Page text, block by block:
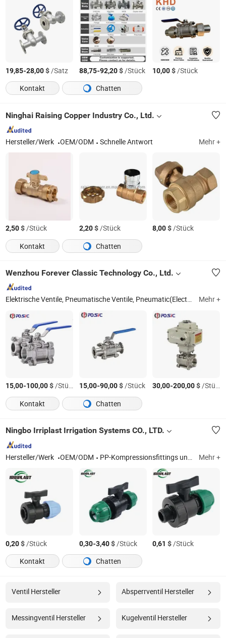
19,85-28,00$/Satz 88,75-92,20$/Stück 10,00$/Stück
Kontakt
Chatten
Ninghai Raising Copper Industry Co., Ltd.
Hersteller/Werk OEM/ODM Schnelle Antwort Mehr +
2,50$/Stück 2,20$/Stück 8,00$/Stück
Kontakt
Chatten
Wenzhou Forever Classic Technology Co., Ltd.
Elektrische Ventile, Pneumatische Ventile, Pneumatic(Electric) Kugelhahn, Pneumatic(Electric) Schmetterlingsventil, Regelventil, Hydraulischer Aktuator, Andere Automatische Valves usw Mehr +
15,00-100,00$/Stück 15,00-90,00$/Stück 30,00-200,00$/Stück
Kontakt
Chatten
Ningbo Irriplast Irrigation Systems CO., LTD.
Hersteller/Werk OEM/ODM PP-Kompressionsfittings und Kugelhahn Mehr +
0,20$/Stück 0,30-3,40$/Stück 0,61 $/Stück
Kontakt
Chatten
Ventil Hersteller Absperrventil Hersteller
Messingventil Hersteller Kugelventil Hersteller